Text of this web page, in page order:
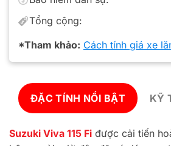
Tổng cộng:
*Tham khảo: Cách tính giá xe
ĐẶC TÍNH NỔI BẬT KỸ
Suzuki Viva 115 Fi được cải tiến